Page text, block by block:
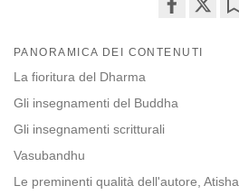
on
PANORAMICA DEI CONTENUTI
La fioritura del Dharma
Gli insegnamenti del Buddha
Gli insegnamenti scritturali
Vasubandhu
Le preminenti qualità dell'autore, Atisha